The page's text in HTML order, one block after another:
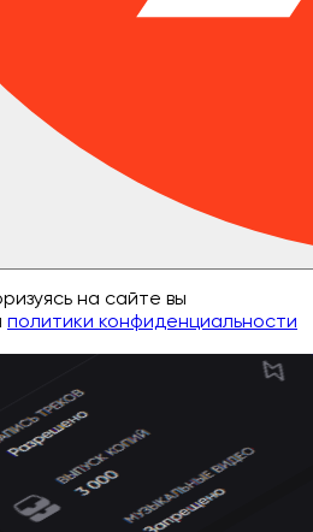
на сайте вы
политики конфиденциальности